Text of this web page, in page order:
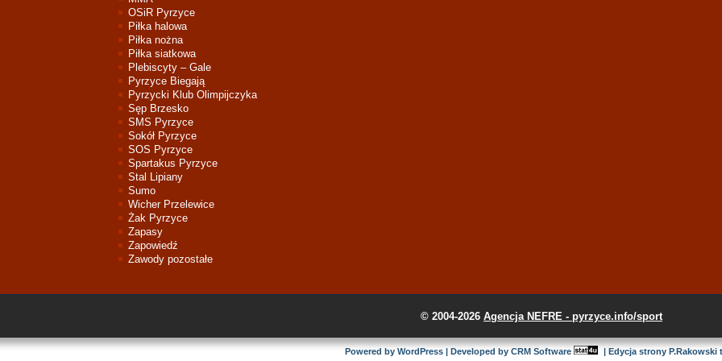
OSiR Pyrzyce
Piłka halowa
Piłka nożna
Piłka siatkowa
Plebiscyty – Gale
Pyrzyce Biegają
Pyrzycki Klub Olimpijczyka
Sęp Brzesko
SMS Pyrzyce
Sokół Pyrzyce
SOS Pyrzyce
Spartakus Pyrzyce
Stal Lipiany
Sumo
Wicher Przelewice
Żak Pyrzyce
Zapasy
Zapowiedź
Zawody pozostałe
© 2004-2026 Agencja NEFRE - pyrzyce.info/sport
Powered by WordPress| Developed by CRM Software | Edycja strony P.Rakowski